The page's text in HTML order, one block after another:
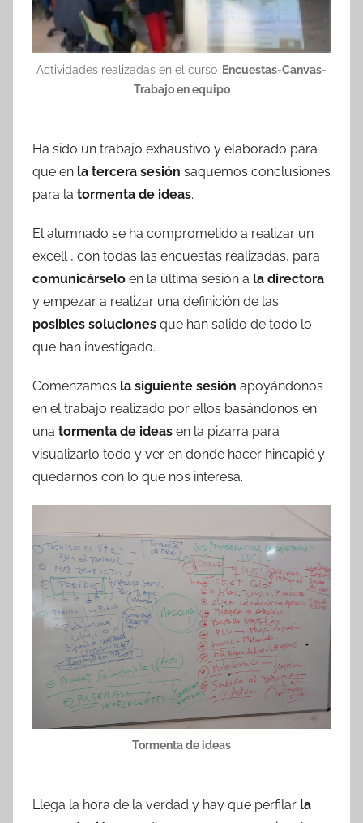
Actividades realizadas en el curso-Encuestas-Canvas-
Trabajo en equipo
Ha sido un trabajo exhaustivo y elaborado para
que en la tercera sesión saquemos conclusiones
para la tormenta de ideas.
El alumnado se ha comprometido a realizar un
excell , con todas las encuestas realizadas, para
comunicárselo en la última sesión a la directora
y empezar a realizar una definición de las
posibles soluciones que han salido de todo lo
que han investigado.
Comenzamos la siguiente sesión apoyándonos
en el trabajo realizado por ellos basándonos en
una tormenta de ideas en la pizarra para
visualizarlo todo y ver en donde hacer hincapié y
quedarnos con lo que nos interesa.
Tormenta de ideas
Llega la hora de la verdad y hay que perfilar la